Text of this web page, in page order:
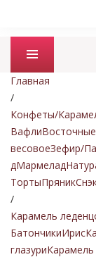
Главная
/
Конфеты/
Вафли
весовоеЗефир/
дМармелад
ТортыПряник
/
Карамель
БатончикиИрис
глазури